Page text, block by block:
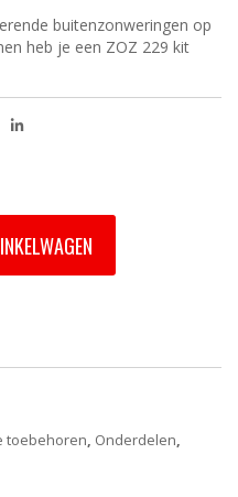
buitenzonweringen op
heb je een ZOZ 229 kit
toebehoren, Onderdelen,